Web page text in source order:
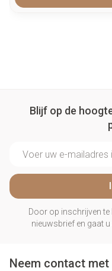
Blijf op de
Door op inschrijven
nieuwsbrief en gaat
Neem contact